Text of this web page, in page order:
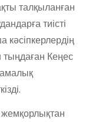
талқыланған
тиісті
кәсіпкерлердің
тыңдаған Кеңес
жемқорлықтан